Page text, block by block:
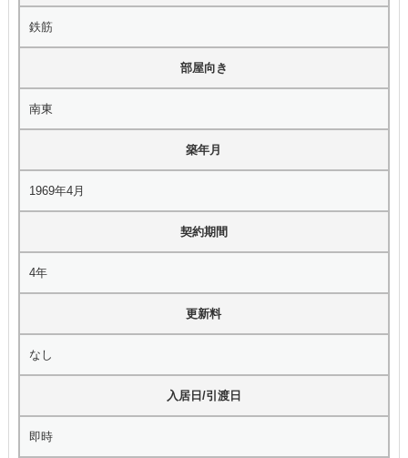
鉄筋
部屋向き
南東
築年月
1969年4月
契約期間
4年
更新料
なし
入居日/引渡日
即時